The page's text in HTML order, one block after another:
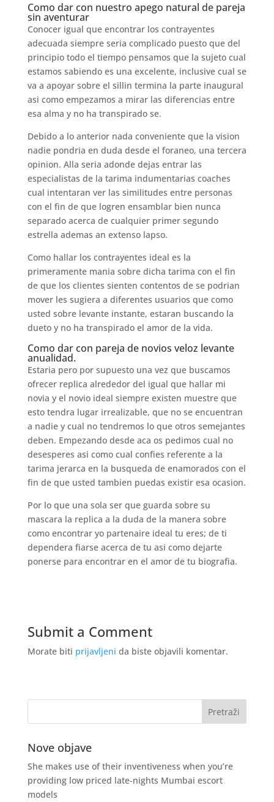
Como dar con nuestro apego natural de pareja
sin aventurar
Conocer igual que encontrar los contrayentes
adecuada siempre seri­a complicado puesto que del
principio todo el tiempo pensamos que la sujeto cual
estamos sabiendo es una excelente, inclusive cual se
va a apoyar sobre el silli­n termina la parte inaugural
asi­ como empezamos a mirar las diferencias entre
esa alma y no ha transpirado se.
Debido a lo anterior nada conveniente que la vision
nadie pondri­a en duda desde el foraneo, una tercera
opinion. Alla seri­a adonde dejas entrar las
especialistas de la tarima indumentarias coaches
cual intentaran ver las similitudes entre personas
con el fin de que logren ensamblar bien nunca
separado acerca de cualquier primer segundo
estrella ademas an extenso lapso.
Como hallar los contrayentes ideal es la
primeramente mania sobre dicha tarima con el fin
de que los clientes sienten contentos de se podri­an
mover les sugiera a diferentes usuarios que como
usted sobre levante instante, estaran buscando la
dueto y no ha transpirado el amor de la vida.
Como dar con pareja de novios veloz levante
anualidad.
Estaria pero por supuesto una vez que buscamos
ofrecer replica alrededor del igual que hallar mi
novia y el novio ideal siempre existen muestre que
esto tendra lugar irrealizable, que no se encuentran
a nadie y cual no tendremos lo que otros semejantes
deben. Empezando desde aca os pedimos cual no
desesperes asi­ como cual confies referente a la
tarima jerarca en la busqueda de enamorados con el
fin de que usted tambien puedas existir esa ocasion.
Por lo que una sola ser que guarda sobre su
mascara la replica a la duda de la manera sobre
como encontrar yo partenaire ideal tu eres; de ti
dependera fiarse acerca de tu asi­ como dejarte
ponerse para encontrar en el amor de tu biografia.
Submit a Comment
Morate biti prijavljeni da biste objavili komentar.
Nove objave
She makes use of their inventiveness when you’re
providing low priced late-nights Mumbai escort
models